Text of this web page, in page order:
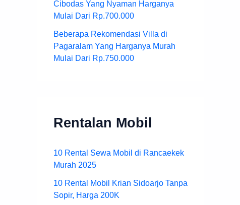
Cibodas Yang Nyaman Harganya
Mulai Dari Rp.700.000
Beberapa Rekomendasi Villa di
Pagaralam Yang Harganya Murah
Mulai Dari Rp.750.000
Rentalan Mobil
10 Rental Sewa Mobil di Rancaekek
Murah 2025
10 Rental Mobil Krian Sidoarjo Tanpa
Sopir, Harga 200K